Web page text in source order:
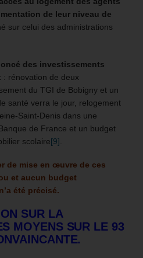
de leur niveau de
sur celui des administrations
des investissements
: rénovation de deux
du TGI de Bobigny et un
santé verra le jour, relogement
Saint-Denis dans une
de France et un budget
scolaire[9]
de mise en œuvre de ces
et aucun budget
été précisé.
SUR LA
MOYENS SUR LE 93